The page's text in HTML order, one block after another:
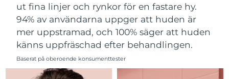
ut fina linjer och rynkor för en fastare hy.
94% av användarna uppger att huden är
mer uppstramad, och 100% säger att huden
känns uppfräschad efter behandlingen.
Baserat på oberoende konsumenttester
Mexiko Förväntad leverans13/08/2026
Monaco Förväntad leverans10/08/2026
Nederländerna